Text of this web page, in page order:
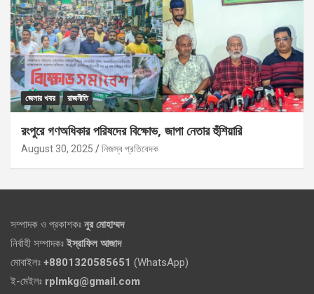
জেলার খবর রাজনীতি
রংপুরে গণঅধিকার পরিষদের বিক্ষোভ, জাপা নেতার হুঁশিয়ারি
August 30, 2025 নিজস্ব প্রতিবেদক
সম্পাদক ও প্রকাশকঃ নুর মোহাম্মদ
নির্বাহী সম্পাদকঃ ইস্রাফিল আজাদ
মোবাইলঃ +8801320585651 (WhatsApp)
ই-মেইলঃ rplmkg@gmail.com